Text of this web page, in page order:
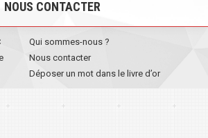
NOUS CONTACTER
Qui sommes-nous ?
Nous contacter
Déposer un mot dans le livre d’or